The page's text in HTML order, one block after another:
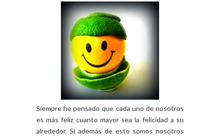
Siempre he pensado que cada uno de nosotros
es más feliz cuanto mayor sea la felicidad a su
alrededor. Si además de esto somos nosotros